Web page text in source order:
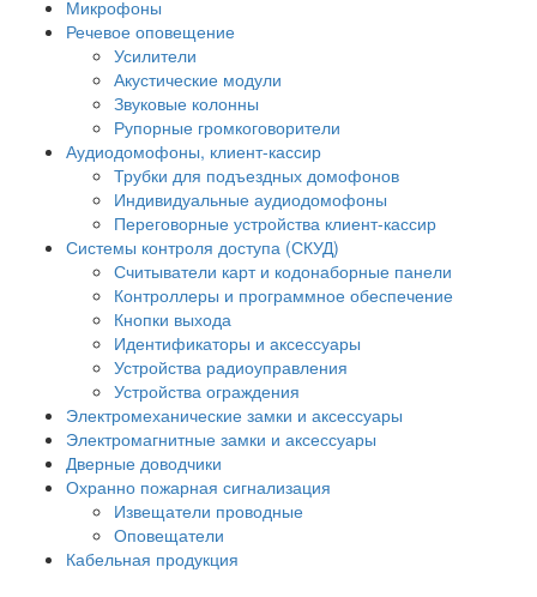
Микрофоны
Речевое оповещение
Усилители
Акустические модули
Звуковые колонны
Рупорные громкоговорители
Аудиодомофоны, клиент-кассир
Трубки для подъездных домофонов
Индивидуальные аудиодомофоны
Переговорные устройства клиент-кассир
Системы контроля доступа (СКУД)
Считыватели карт и кодонаборные панели
Контроллеры и программное обеспечение
Кнопки выхода
Идентификаторы и аксессуары
Устройства радиоуправления
Устройства ограждения
Электромеханические замки и аксессуары
Электромагнитные замки и аксессуары
Дверные доводчики
Охранно пожарная сигнализация
Извещатели проводные
Оповещатели
Кабельная продукция